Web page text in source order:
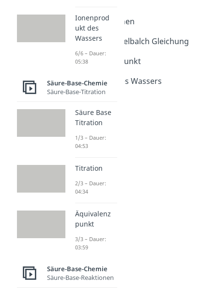
pH Wert berechnen
Dauer: 04:02
Henderson Hasselbalch Gleichung
Dauer: 04:23
Isoelektrischer Punkt
Ionenprodukt des Wassers
Dauer: 05:38
Ionenprod
ukt des
Wassers
6/6 – Dauer:
05:38
Säure-Base-Chemie
Säure-Base-Titration
Säure Base
Titration
1/3 – Dauer:
04:53
Titration
2/3 – Dauer:
04:34
Äquivalenz
punkt
3/3 – Dauer:
03:59
Säure-Base-Chemie
Säure-Base-Reaktionen